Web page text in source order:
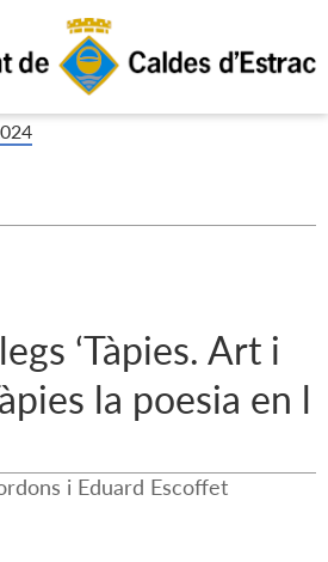
‘Tàpies. Art i
la poesia en l
i Eduard Escoffet